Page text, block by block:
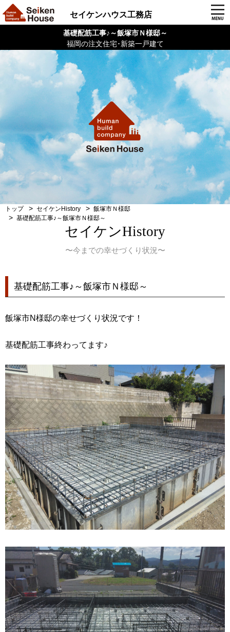
基礎配筋工事♪～飯塚市Ｎ様邸～
福岡の注文住宅･新築一戸建て
セイケンハウス工務店
トップ セイケンHistory
飯塚市Ｎ様邸
基礎配筋工事♪～飯塚市Ｎ様邸～
セイケンHistory
〜今までの幸せづくり状況〜
基礎配筋工事♪～飯塚市Ｎ様邸～
飯塚市N様邸の幸せづくり状況です！
基礎配筋工事終わってます♪